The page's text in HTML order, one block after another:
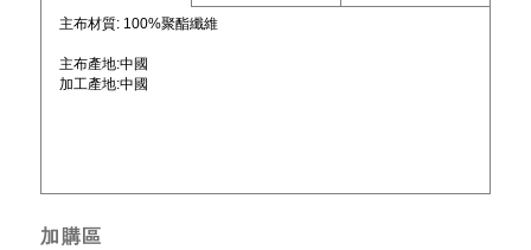
主布材質: 100%聚酯纖維
主布產地:中國
加工產地:中國
加購區